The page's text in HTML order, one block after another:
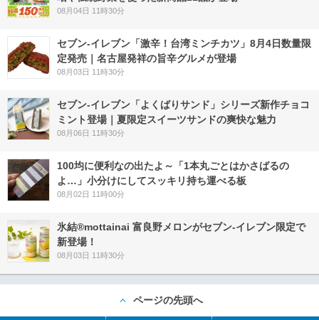
08月04日 11時30分
セブン-イレブン「激辛！台湾ミンチカツ」8月4日数量限
定発売｜名古屋発祥の旨辛グルメが登場
08月03日 11時30分
セブン‐イレブン「よくばりサンド」シリーズ新作チョコ
ミント登場｜夏限定スイーツサンドの爽快な魅力
08月06日 11時30分
100均に便利なの出たよ～「1本丸ごとはかさばるの
よ…」小分けにしてスッキリ持ち運べる板
08月02日 11時00分
氷結®mottainai 富良野メロンがセブン‐イレブン限定で
新登場！
08月03日 11時30分
ページの先頭へ